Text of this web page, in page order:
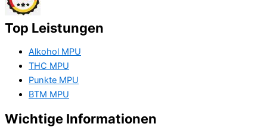
Top Leistungen
Alkohol MPU
THC MPU
Punkte MPU
BTM MPU
Wichtige Informationen